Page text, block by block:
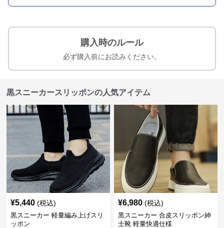
購入時のルール
必ず購入前にお読みください。
黒スニーカースリッポンの人気アイテム
¥5,440 (税込)
黒スニーカー 軽量編み上げスリ
ッポン
¥6,980 (税込)
黒スニーカー 合皮スリッポン紳
士靴 軽量快適仕様